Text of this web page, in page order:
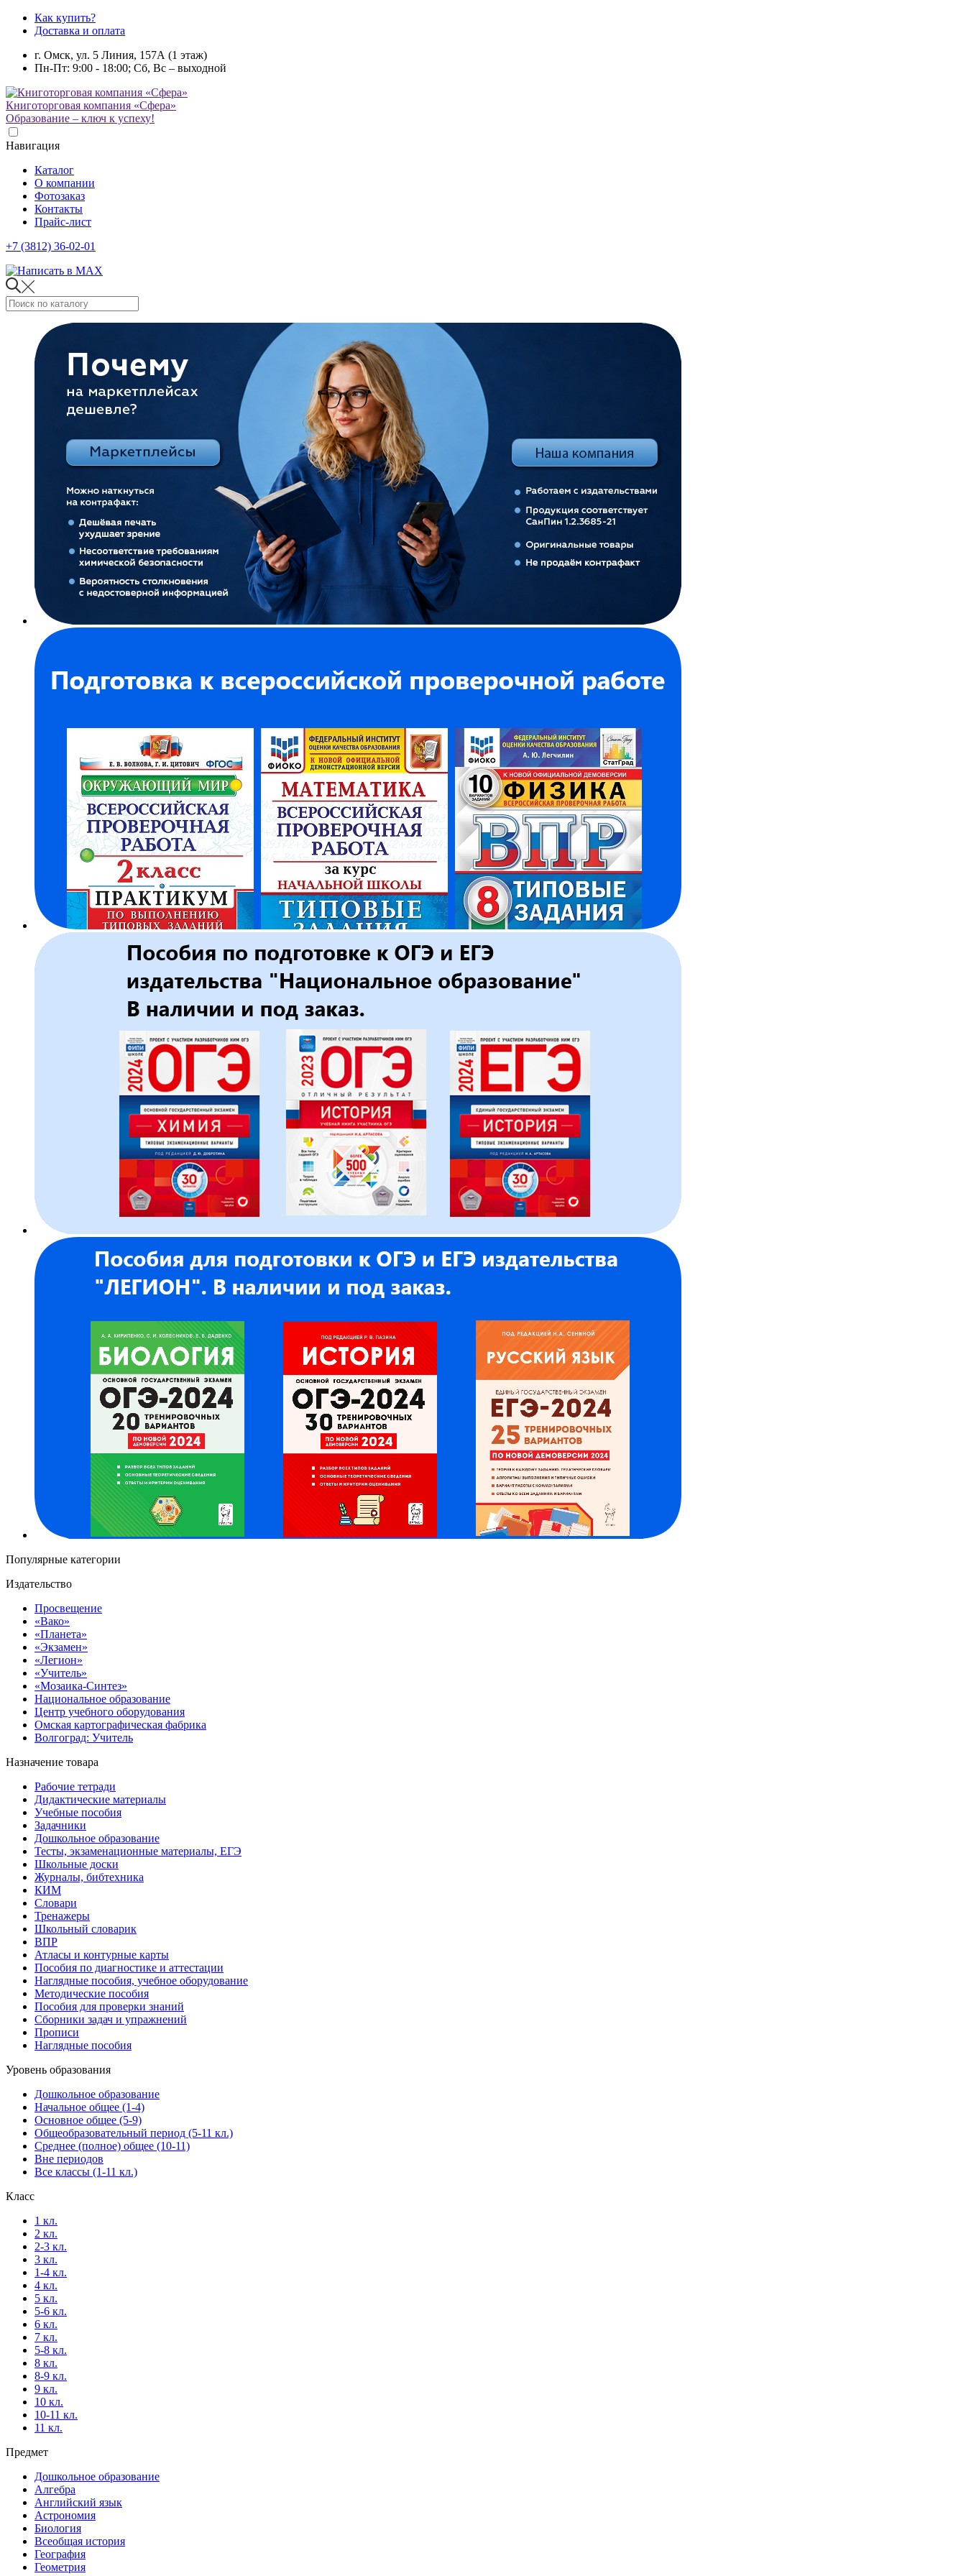
Как купить?
Доставка и оплата
г. Омск, ул. 5 Линия, 157А (1 этаж)
Пн-Пт: 9:00 - 18:00; Сб, Вс – выходной
Книготорговая компания «Сфера»
Образование – ключ к успеху!
Навигация
Каталог
О компании
Фотозаказ
Контакты
Прайс-лист
+7 (3812) 36-02-01
Популярные категории
Издательство
Просвещение
«Вако»
«Планета»
«Экзамен»
«Легион»
«Учитель»
«Мозаика-Синтез»
Национальное образование
Центр учебного оборудования
Омская картографическая фабрика
Волгоград: Учитель
Назначение товара
Рабочие тетради
Дидактические материалы
Учебные пособия
Задачники
Дошкольное образование
Тесты, экзаменационные материалы, ЕГЭ
Школьные доски
Журналы, бибтехника
КИМ
Словари
Тренажеры
Школьный словарик
ВПР
Атласы и контурные карты
Пособия по диагностике и аттестации
Наглядные пособия, учебное оборудование
Методические пособия
Пособия для проверки знаний
Сборники задач и упражнений
Прописи
Наглядные пособия
Уровень образования
Дошкольное образование
Начальное общее (1-4)
Основное общее (5-9)
Общеобразовательный период (5-11 кл.)
Среднее (полное) общее (10-11)
Вне периодов
Все классы (1-11 кл.)
Класс
1 кл.
2 кл.
2-3 кл.
3 кл.
1-4 кл.
4 кл.
5 кл.
5-6 кл.
6 кл.
7 кл.
5-8 кл.
8 кл.
8-9 кл.
9 кл.
10 кл.
10-11 кл.
11 кл.
Предмет
Дошкольное образование
Алгебра
Английский язык
Астрономия
Биология
Всеобщая история
География
Геометрия